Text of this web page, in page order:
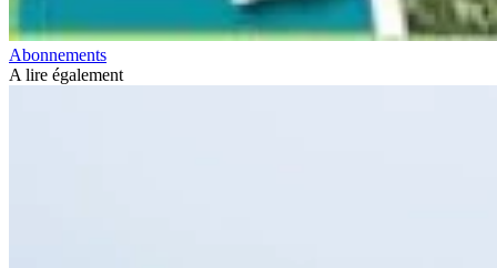
Abonnements
A lire également